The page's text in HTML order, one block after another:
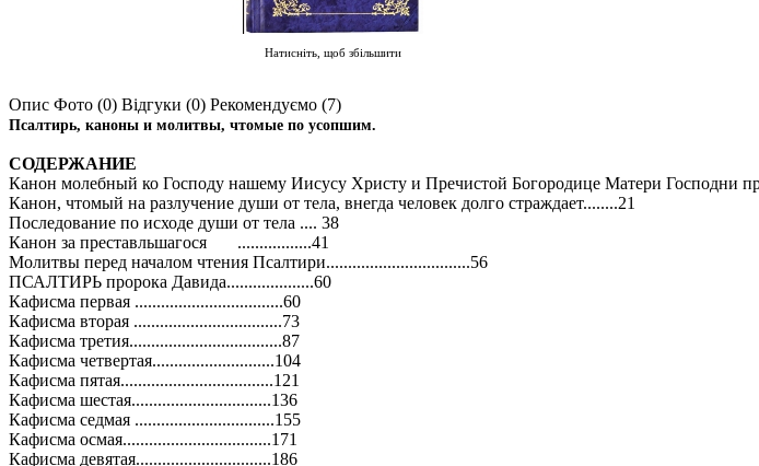
Натисніть, щоб збільшити
Опис Фото (0) Відгуки (0) Рекомендуємо (7)
Псалтирь, каноны и молитвы, чтомые по усопшим.
СОДЕРЖАНИЕ
Канон молебный ко Господу нашему Иисусу Христу и Пречистой Богородице Матери Господни
Канон, чтомый на разлучение души от тела, внегда человек долго страждает........21
Последование по исходе души от тела .... 38
Канон за преставльшагося .................41
Молитвы перед началом чтения Псалтири.................................56
ПСАЛТИРЬ пророка Давида....................60
Кафисма первая ..................................60
Кафисма вторая ..................................73
Кафисма третия...................................87
Кафисма четвертая............................104
Кафисма пятая...................................121
Кафисма шестая................................136
Кафисма седмая ................................155
Кафисма осмая..................................171
Кафисма девятая...............................186